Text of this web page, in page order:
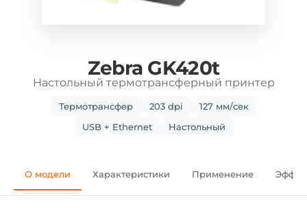
Zebra GK420t
Настольный термотрансферный принтер
Термотрансфер 203 dpi
127 мм/сек
USB + Ethernet
Настольный
О модели Характеристики Применение